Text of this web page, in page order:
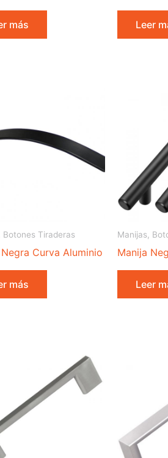
más Leer
Botones Tiraderas
Curva Aluminio
más
Manijas,
Manija
Leer